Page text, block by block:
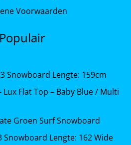
Voorwaarden
Populair
Snowboard Lengte: 159cm
Flat Top – Baby Blue / Multi
Groen Surf Snowboard
Snowboard Lengte: 162 Wide